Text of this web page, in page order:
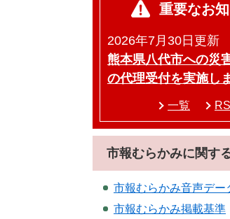
重要なお
2026年7月30日更新
熊本県八代市への災
の代理受付を実施し
一覧
市報むらかみに関す
市報むらかみ音声デー
市報むらかみ掲載基準